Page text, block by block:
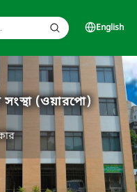
English
সংস্থা (ওয়ারপো)